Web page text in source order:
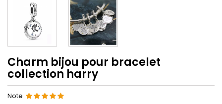
Charm bijou pour bracelet
collection harry
Note